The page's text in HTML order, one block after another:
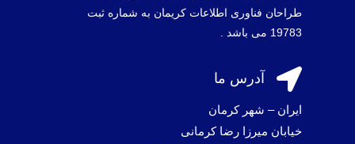
طراحان فناوری اطلاعات کریمان به شماره ثبت
19783 می باشد .
 آدرس ما
ایران – شهر کرمان
خیابان میرزا رضا کرمانی